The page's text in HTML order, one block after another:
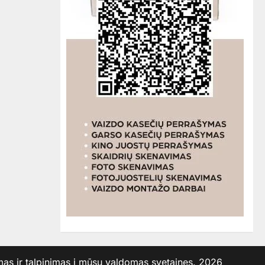
ir talpinimas į mūsų valdomas svetaines. 2026